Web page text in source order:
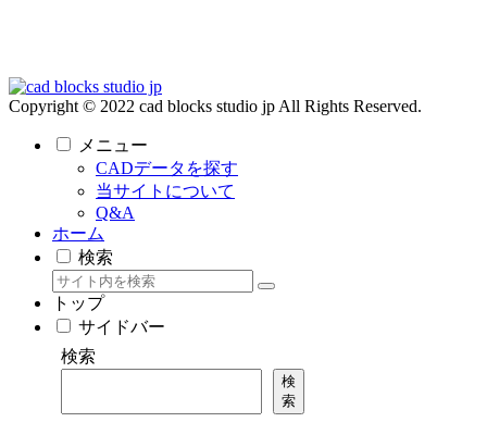
Copyright © 2022 cad blocks studio jp All Rights Reserved.
メニュー
CADデータを探す
当サイトについて
Q&A
ホーム
検索
トップ
サイドバー
検索
検
索